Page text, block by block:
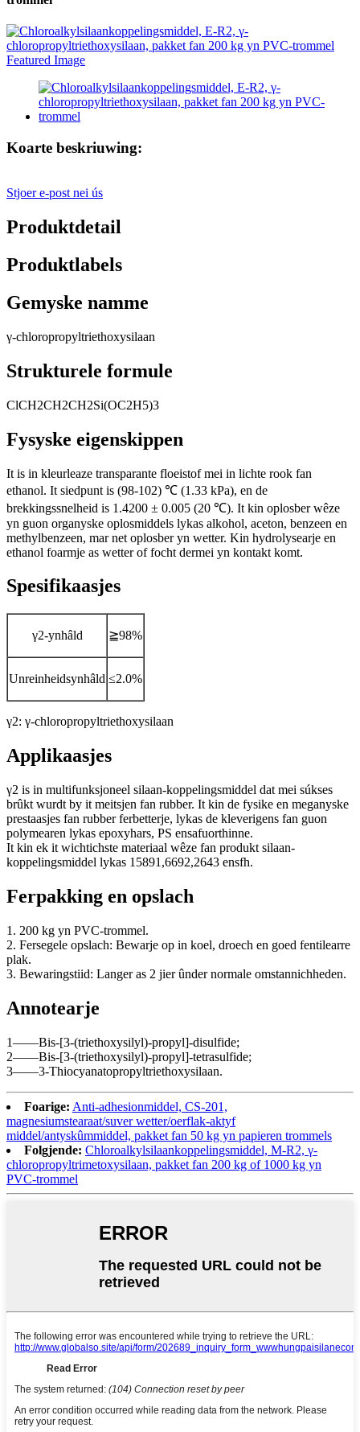
Koarte beskriuwing:
Stjoer e-post nei ús
Produktdetail
Produktlabels
Gemyske namme
γ-chloropropyltriethoxysilaan
Strukturele formule
ClCH2CH2CH2Si(OC2H5)3
Fysyske eigenskippen
It is in kleurleaze transparante floeistof mei in lichte rook fan
ethanol. It siedpunt is (98-102) ℃ (1.33 kPa), en de
brekkingssnelheid is 1.4200 ± 0.005 (20 ℃). It kin oplosber wêze
yn guon organyske oplosmiddels lykas alkohol, aceton, benzeen en
methylbenzeen, mar net oplosber yn wetter. Kin hydrolysearje en
ethanol foarmje as wetter of focht dermei yn kontakt komt.
Spesifikaasjes
γ2-ynhâld ≧98%
Unreinheidsynhâld ≤2.0%
γ2: γ-chloropropyltriethoxysilaan
Applikaasjes
γ2 is in multifunksjoneel silaan-koppelingsmiddel dat mei súkses
brûkt wurdt by it meitsjen fan rubber. It kin de fysike en meganyske
prestaasjes fan rubber ferbetterje, lykas de kleverigens fan guon
polymearen lykas epoxyhars, PS ensafuorthinne.
It kin ek it wichtichste materiaal wêze fan produkt silaan-
koppelingsmiddel lykas 15891,6692,2643 ensfh.
Ferpakking en opslach
1. 200 kg yn PVC-trommel.
2. Fersegele opslach: Bewarje op in koel, droech en goed fentilearre
plak.
3. Bewaringstiid: Langer as 2 jier ûnder normale omstannichheden.
Annotearje
1——Bis-[3-(triethoxysilyl)-propyl]-disulfide;
2——Bis-[3-(triethoxysilyl)-propyl]-tetrasulfide;
3——3-Thiocyanatopropyltriethoxysilaan.
Foarige: Anti-adhesionmiddel, CS-201,
magnesiumstearaat/suver wetter/oerflak-aktyf
middel/antyskûmmiddel, pakket fan 50 kg yn papieren trommels
Folgjende: Chloroalkylsilaankoppelingsmiddel, M-R2, γ-
chloropropyltrimetoxysilaan, pakket fan 200 kg of 1000 kg yn
PVC-trommel